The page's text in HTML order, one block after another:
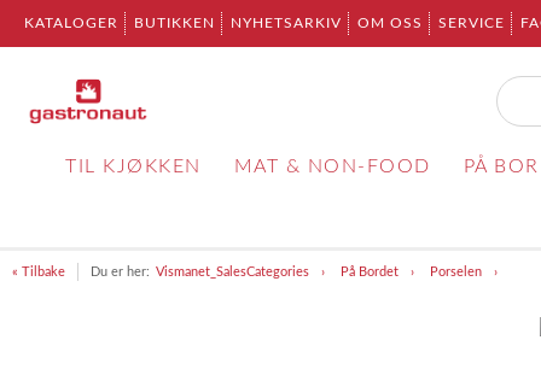
KATALOGER BUTIKKEN NYHETSARKIV OM OSS SERVICE
TIL KJØKKEN MAT & NON-FOOD PÅ
« Tilbake Du er her: Vismanet_SalesCategories På Bordet Porselen